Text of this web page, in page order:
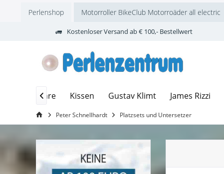
Perlenshop Motorroller BikeClub Motorroäder all electric
Kostenloser Versand ab € 100,- Bestellwert
Inware Kissen Gustav Klimt James Rizzi

Peter Schnellhardt Platzsets und Untersetzer